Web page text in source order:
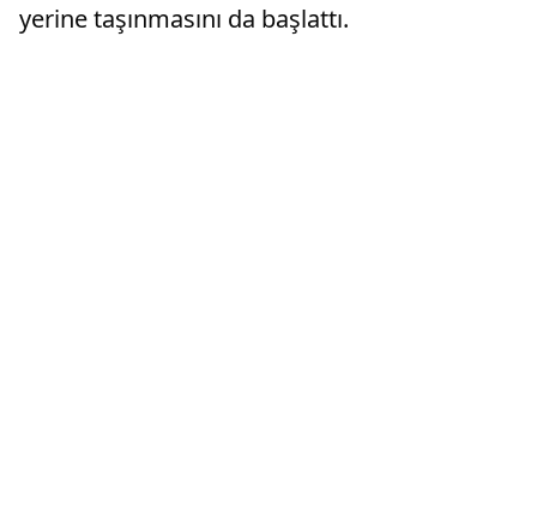
yerine taşınmasını da başlattı.